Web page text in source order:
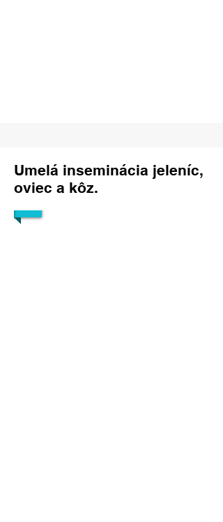
Umelá inseminácia jeleníc,
oviec a kôz.